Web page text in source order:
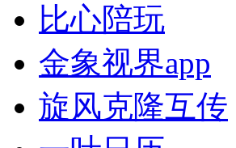
比心陪玩
金象视界app
旋风克隆互传